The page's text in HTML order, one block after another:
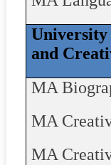
and
MA
MA
MA